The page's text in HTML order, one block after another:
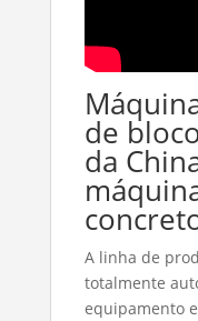
de
da
A linha de
totalmente
equipamento